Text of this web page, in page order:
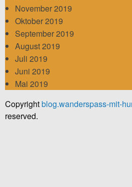
November 2019
Oktober 2019
September 2019
August 2019
Juli 2019
Juni 2019
Mai 2019
Copyrightblog.wanderspass-mit-
reserved.